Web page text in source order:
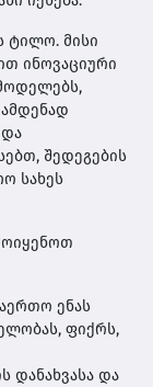
ტილო. მისი
ინოვაციური
შედეგების
სახეს
ენას
ფიქრს,
დანახვასა და